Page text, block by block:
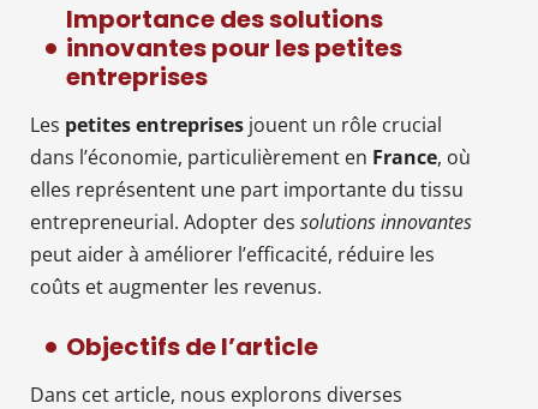
Importance des solutions
innovantes pour les petites
entreprises
Les petites entreprises jouent un rôle crucial
dans l’économie, particulièrement en France, où
elles représentent une part importante du tissu
entrepreneurial. Adopter des solutions innovantes
peut aider à améliorer l’efficacité, réduire les
coûts et augmenter les revenus.
Objectifs de l’article
Dans cet article, nous explorons diverses